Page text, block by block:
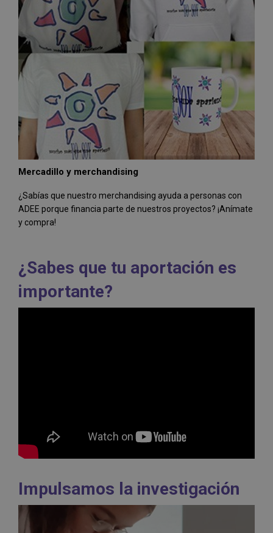
Mercadillo y merchandising
¿Sabías que nuestro merchandising ayuda a personas con
ADEE porque financia parte de nuestros proyectos? ¡Anímate
y compra!
¿Sabes que tu aportación es
importante?
Impulsamos la investigación